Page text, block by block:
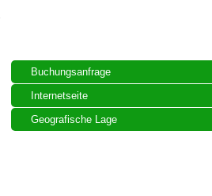
Buchungsanfrage
Internetseite
Geografische Lage